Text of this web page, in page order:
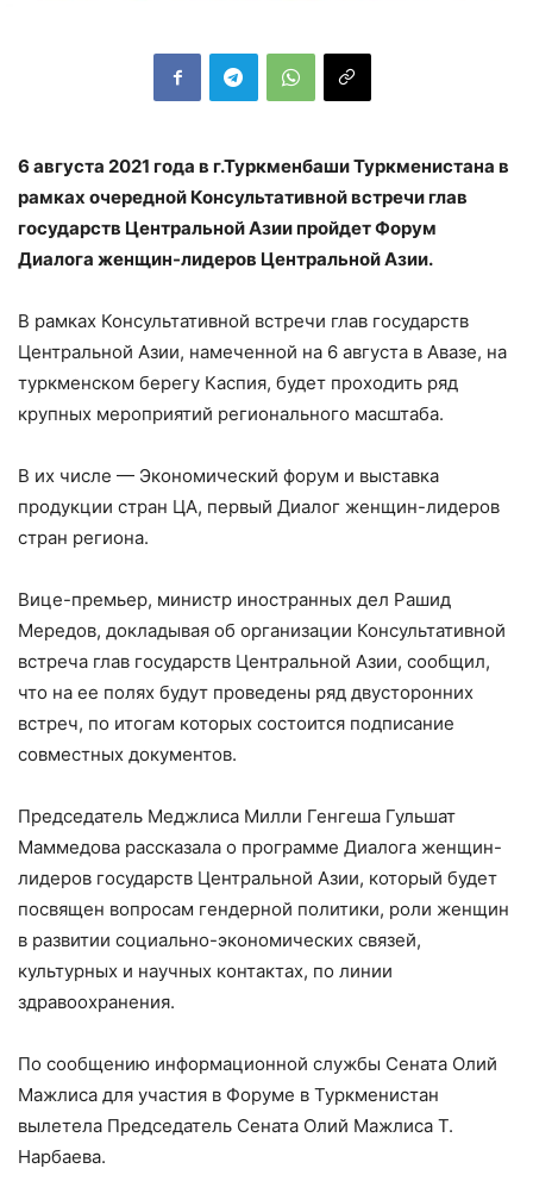
6 августа 2021 года в г.Туркменбаши Туркменистана в
рамках очередной Консультативной встречи глав
государств Центральной Азии пройдет Форум
Диалога женщин-лидеров Центральной Азии.
В рамках Консультативной встречи глав государств
Центральной Азии, намеченной на 6 августа в Авазе, на
туркменском берегу Каспия, будет проходить ряд
крупных мероприятий регионального масштаба.
В их числе — Экономический форум и выставка
продукции стран ЦА, первый Диалог женщин-лидеров
стран региона.
Вице-премьер, министр иностранных дел Рашид
Мередов, докладывая об организации Консультативной
встреча глав государств Центральной Азии, сообщил,
что на ее полях будут проведены ряд двусторонних
встреч, по итогам которых состоится подписание
совместных документов.
Председатель Меджлиса Милли Генгеша Гульшат
Маммедова рассказала о программе Диалога женщин-
лидеров государств Центральной Азии, который будет
посвящен вопросам гендерной политики, роли женщин
в развитии социально-экономических связей,
культурных и научных контактах, по линии
здравоохранения.
По сообщению информационной службы Сената Олий
Мажлиса для участия в Форуме в Туркменистан
вылетела Председатель Сената Олий Мажлиса Т.
Нарбаева.